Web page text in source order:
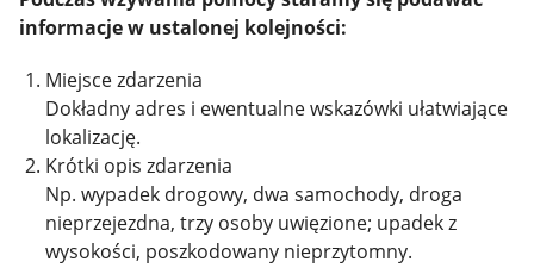
informacje w ustalonej kolejności:
Miejsce zdarzenia
Dokładny adres i ewentualne wskazówki ułatwiające
lokalizację.
Krótki opis zdarzenia
Np. wypadek drogowy, dwa samochody, droga
nieprzejezdna, trzy osoby uwięzione; upadek z
wysokości, poszkodowany nieprzytomny.